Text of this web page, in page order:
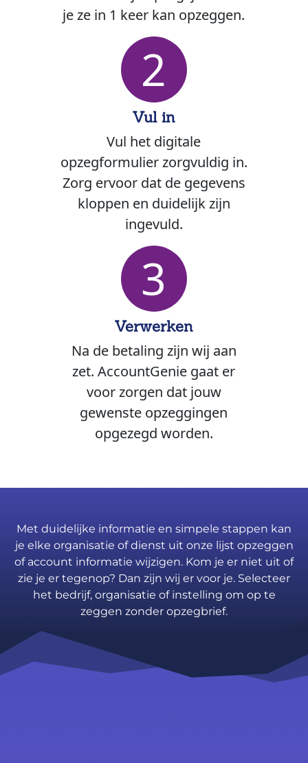
je ze in 1 keer kan opzeggen.
2
Vul in
Vul het digitale
opzegformulier zorgvuldig in.
Zorg ervoor dat de gegevens
kloppen en duidelijk zijn
ingevuld.
3
Verwerken
Na de betaling zijn wij aan
zet. AccountGenie gaat er
voor zorgen dat jouw
gewenste opzeggingen
opgezegd worden.
Met duidelijke informatie en simpele stappen kan
je elke organisatie of dienst uit onze lijst opzeggen
of account informatie wijzigen. Kom je er niet uit of
zie je er tegenop? Dan zijn wij er voor je. Selecteer
het bedrijf, organisatie of instelling om op te
zeggen zonder opzegbrief.